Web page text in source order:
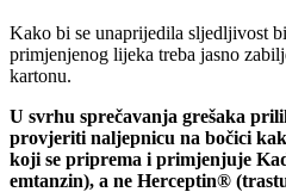
Kako bi se unaprijedila sljedljivost
primjenjenog lijeka treba jasno
kartonu.
U svrhu sprečavanja grešaka
provjeriti naljepnicu na bočici
koji se priprema i primjenjuje
emtanzin), a ne Herceptin®